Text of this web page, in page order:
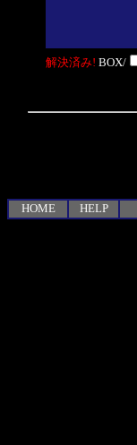
解決済み! BOX/
HOME HELP